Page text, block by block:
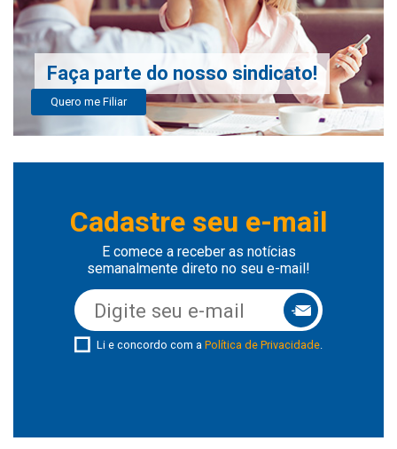
Faça parte do nosso sindicato!
Quero me Filiar
Cadastre seu e-mail
E comece a receber as notícias
semanalmente direto no seu e-mail!
Li e concordo com a Política de Privacidade.